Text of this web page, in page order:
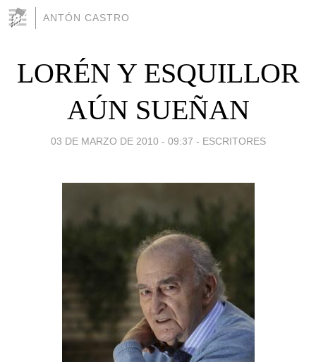
ANTÓN CASTRO
LORÉN Y ESQUILLOR
AÚN SUEÑAN
03 DE MARZO DE 2010 - 09:37 - ESCRITORES